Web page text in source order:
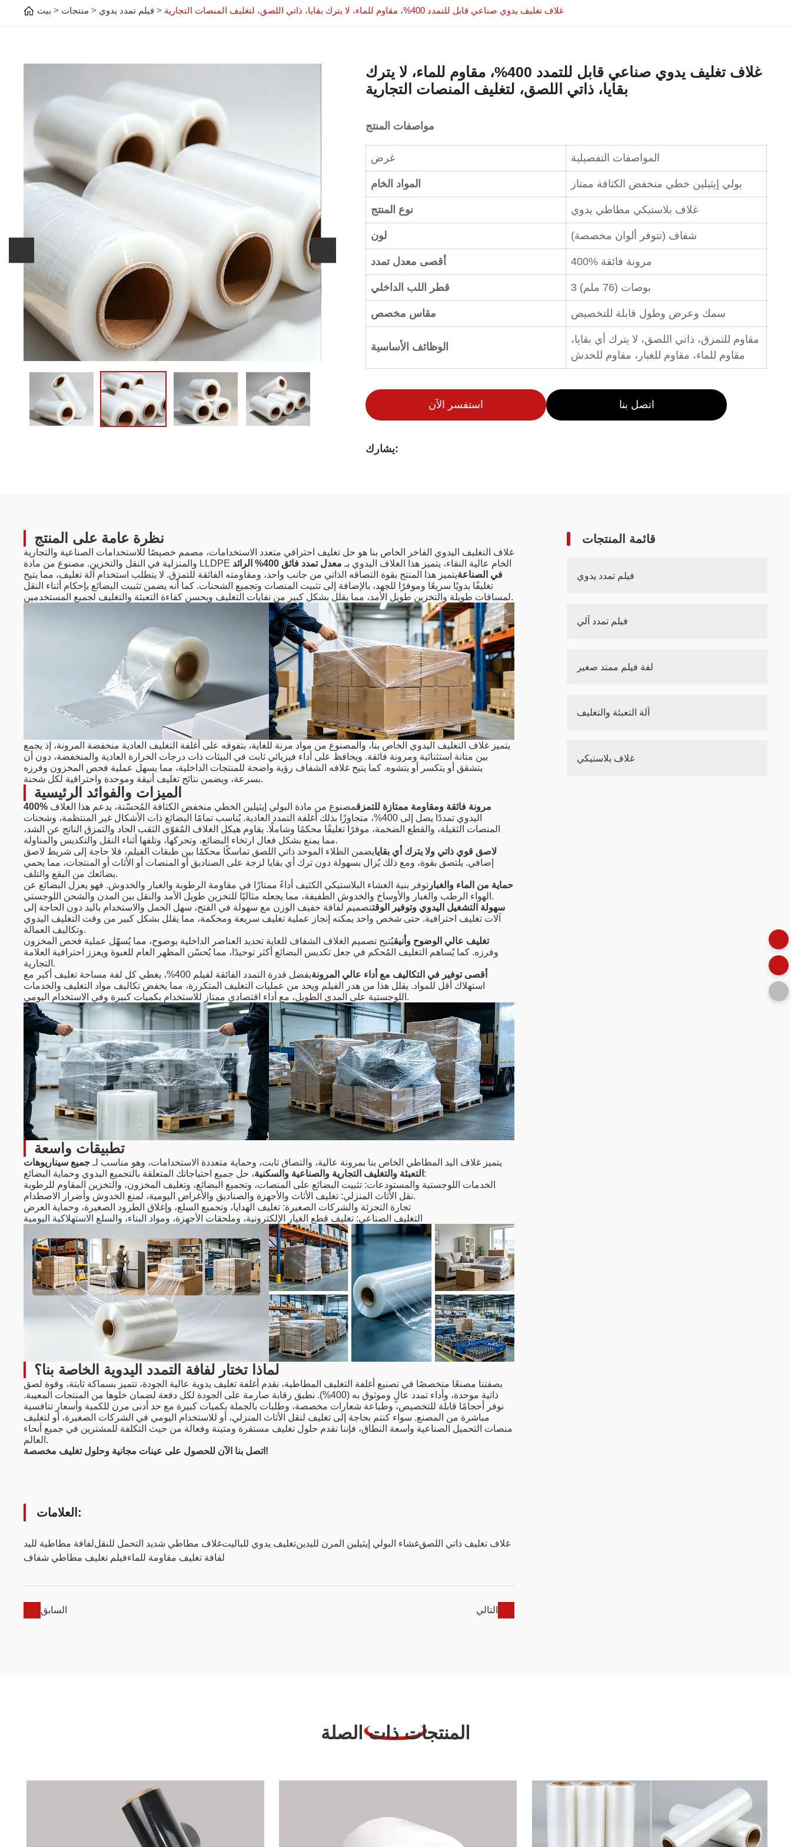
بيت منتجات فيلم تمدد يدوي غلاف تغليف يدوي صناعي قابل للتمدد 400%، مقاوم للماء، لا يترك بقايا، ذاتي اللصق، لتغليف المنصات التجارية
غلاف تغليف يدوي صناعي قابل للتمدد 400%، مقاوم للماء، لا يترك
بقايا، ذاتي اللصق، لتغليف المنصات التجارية
مواصفات المنتج
غرض المواصفات التفصيلية
المواد الخام بولي إيثيلين خطي منخفض الكثافة ممتاز
نوع المنتج غلاف بلاستيكي مطاطي يدوي
لون شفاف (تتوفر ألوان مخصصة)
أقصى معدل تمدد 400% مرونة فائقة
قطر اللب الداخلي 3 بوصات (76 ملم)
مقاس مخصص سمك وعرض وطول قابلة للتخصيص
الوظائف الأساسية
مقاوم للتمزق، ذاتي اللصق، لا يترك أي بقايا،
مقاوم للماء، مقاوم للغبار، مقاوم للخدش
استفسر الآن اتصل بنا
يشارك:
نظرة عامة على المنتج
غلاف التغليف اليدوي الفاخر الخاص بنا هو حل تغليف احترافي متعدد الاستخدامات، مصمم خصيصًا للاستخدامات الصناعية والتجارية
والمنزلية في النقل والتخزين. مصنوع من مادة LLDPE الخام عالية النقاء، يتميز هذا الغلاف اليدوي بـ
معدل تمدد فائق 400% الرائد
في الصناعةيتميز هذا المنتج بقوة التصاقه الذاتي من جانب واحد، ومقاومته الفائقة للتمزق. لا يتطلب استخدام آلة تغليف، مما يتيح
تغليفًا يدويًا سريعًا وموفرًا للجهد، بالإضافة إلى تثبيت المنصات وتجميع الشحنات. كما أنه يضمن تثبيت البضائع بإحكام أثناء النقل
لمسافات طويلة والتخزين طويل الأمد، مما يقلل بشكل كبير من نفايات التغليف ويحسن كفاءة التعبئة والتغليف لجميع المستخدمين.
يتميز غلاف التغليف اليدوي الخاص بنا، والمصنوع من مواد مرنة للغاية، بتفوقه على أغلفة التغليف العادية منخفضة المرونة، إذ يجمع
بين متانة استثنائية ومرونة فائقة. ويحافظ على أداء فيزيائي ثابت في البيئات ذات درجات الحرارة العادية والمنخفضة، دون أن
يتشقق أو يتكسر أو يتشوه. كما يتيح غلافه الشفاف رؤية واضحة للمنتجات الداخلية، مما يسهل عملية فحص المخزون وفرزه
بسرعة، ويضمن نتائج تغليف أنيقة وموحدة واحترافية لكل شحنة.
الميزات والفوائد الرئيسية
400% مرونة فائقة ومقاومة ممتازة للتمزقمصنوع من مادة البولي إيثيلين الخطي منخفض الكثافة المُحسّنة، يدعم هذا الغلاف
اليدوي تمددًا يصل إلى 400%، متجاوزًا بذلك أغلفة التمدد العادية. يُناسب تمامًا البضائع ذات الأشكال غير المنتظمة، وشحنات
المنصات الثقيلة، والقطع الضخمة، موفرًا تغليفًا محكمًا وشاملًا. يقاوم هيكل الغلاف المُقوّى الثقب الحاد والتمزق الناتج عن الشد،
مما يمنع بشكل فعال ارتخاء البضائع، وتحركها، وتلفها أثناء النقل والتكديس والمناولة.
لاصق قوي ذاتي ولا يترك أي بقايايضمن الطلاء الموحد ذاتي اللصق تماسكًا محكمًا بين طبقات الفيلم، فلا حاجة إلى شريط لاصق
إضافي. يلتصق بقوة، ومع ذلك يُزال بسهولة دون ترك أي بقايا لزجة على الصناديق أو المنصات أو الأثاث أو المنتجات، مما يحمي
بضائعك من البقع والتلف.
حماية من الماء والغبار توفر بنية الغشاء البلاستيكي الكثيف أداءً ممتازًا في مقاومة الرطوبة والغبار والخدوش. فهو يعزل البضائع عن
الهواء الرطب والغبار والأوساخ والخدوش الطفيفة، مما يجعله مثاليًا للتخزين طويل الأمد والنقل بين المدن والشحن اللوجستي.
سهولة التشغيل اليدوي وتوفير الوقتتصميم لفافة خفيف الوزن مع سهولة في الفتح، سهل الحمل والاستخدام باليد دون الحاجة إلى
آلات تغليف احترافية. حتى شخص واحد يمكنه إنجاز عملية تغليف سريعة ومحكمة، مما يقلل بشكل كبير من وقت التغليف اليدوي
وتكاليف العمالة.
تغليف عالي الوضوح وأنيقيُتيح تصميم الغلاف الشفاف للغاية تحديد العناصر الداخلية بوضوح، مما يُسهّل عملية فحص المخزون
وفرزه. كما يُساهم التغليف المُحكم في جعل تكديس البضائع أكثر توحيدًا، مما يُحسّن المظهر العام للعبوة ويعزز احترافية العلامة
التجارية.
أقصى توفير في التكاليف مع أداء عالي المرونة
بفضل قدرة التمدد الفائقة لفيلم 400%، يغطي كل لفة مساحة تغليف أكبر مع
استهلاك أقل للمواد. يقلل هذا من هدر الفيلم ويحد من عمليات التغليف المتكررة، مما يخفض تكاليف مواد التغليف والخدمات
اللوجستية على المدى الطويل، مع أداء اقتصادي ممتاز للاستخدام بكميات كبيرة وفي الاستخدام اليومي.
تطبيقات واسعة
يتميز غلاف اليد المطاطي الخاص بنا بمرونة عالية، والتصاق ثابت، وحماية متعددة الاستخدامات، وهو مناسب لـجميع سيناريوهات
التعبئة والتغليف التجارية والصناعية والسكنية ، حل جميع احتياجاتك المتعلقة بالتجميع اليدوي وحماية البضائع:
الخدمات اللوجستية والمستودعات: تثبيت البضائع على المنصات، وتجميع البضائع، وتغليف المخزون، والتخزين المقاوم للرطوبة
نقل الأثاث المنزلي: تغليف الأثاث والأجهزة والصناديق والأغراض اليومية، لمنع الخدوش وأضرار الاصطدام.
تجارة التجزئة والشركات الصغيرة: تغليف الهدايا، وتجميع السلع، وإغلاق الطرود الصغيرة، وحماية العرض
التغليف الصناعي: تغليف قطع الغيار الإلكترونية، وملحقات الأجهزة، ومواد البناء، والسلع الاستهلاكية اليومية
لماذا تختار لفافة التمدد اليدوية الخاصة بنا؟
بصفتنا مصنعًا متخصصًا في تصنيع أغلفة التغليف المطاطية، نقدم أغلفة تغليف يدوية عالية الجودة، تتميز بسماكة ثابتة، وقوة لصق
ذاتية موحدة، وأداء تمدد عالٍ وموثوق به (400%). نطبق رقابة صارمة على الجودة لكل دفعة لضمان خلوها من المنتجات المعيبة.
نوفر أحجامًا قابلة للتخصيص، وطباعة شعارات مخصصة، وطلبات بالجملة بكميات كبيرة مع حد أدنى مرن للكمية وأسعار تنافسية
مباشرة من المصنع. سواء كنتم بحاجة إلى تغليف لنقل الأثاث المنزلي، أو للاستخدام اليومي في الشركات الصغيرة، أو لتغليف
منصات التحميل الصناعية واسعة النطاق، فإننا نقدم حلول تغليف مستقرة ومتينة وفعالة من حيث التكلفة للمشترين في جميع أنحاء
العالم.
اتصل بنا الآن للحصول على عينات مجانية وحلول تغليف مخصصة!
العلامات:
لفافة مطاطية لليدغلاف مطاطي شديد التحمل للنقلتغليف يدوي للباليتغشاء البولي إيثيلين المرن لليدينغلاف تغليف ذاتي اللصق
فيلم تغليف مطاطي شفافلفافة تغليف مقاومة للماء
السابق التالي
قائمة المنتجات
فيلم تمدد يدوي
فيلم تمدد آلي
لفة فيلم ممتد صغير
آلة التعبئة والتغليف
غلاف بلاستيكي
المنتجات ذات الصلة